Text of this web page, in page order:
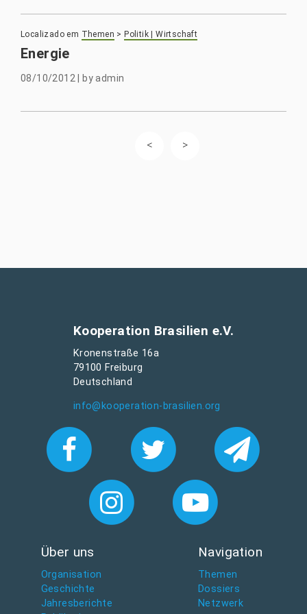
Localizado em Themen > Politik | Wirtschaft
Energie
08/10/2012 byadmin
Kooperation Brasilien e.V.
Kronenstraße 16a
79100 Freiburg
Deutschland
info@kooperation-brasilien.org
Über uns
Organisation
Geschichte
Jahresberichte
Navigation
Themen
Dossiers
Netzwerk